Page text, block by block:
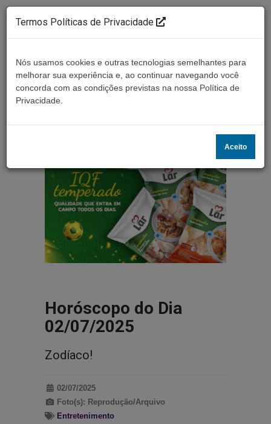
Horóscopo do Dia
02/07/2025
Zodíaco!
02/07/2025
Foto(s): Reprodução/Arquivo
Entretenimento
Termos Políticas de Privacidade
Nós usamos cookies e outras tecnologias semelhantes para
melhorar sua experiência e, ao continuar navegando você
concorda com as condições previstas na nossa Política de
Privacidade.
Aceito